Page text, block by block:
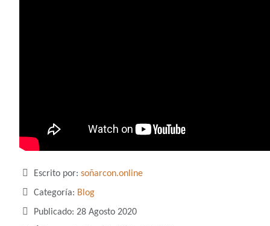
Detalles
Escrito por: soñarcon.online
Categoría: Blog
Publicado: 28 Agosto 2020